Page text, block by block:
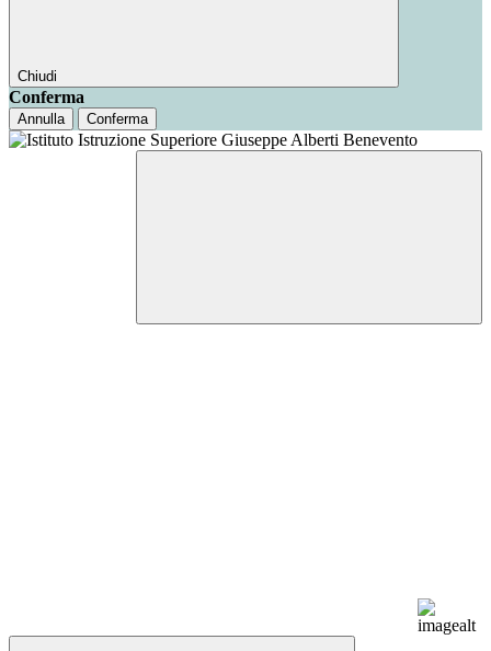
Chiudi
Conferma
Annulla Conferma